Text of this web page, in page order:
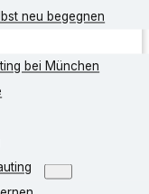
neu begegnen
bei München